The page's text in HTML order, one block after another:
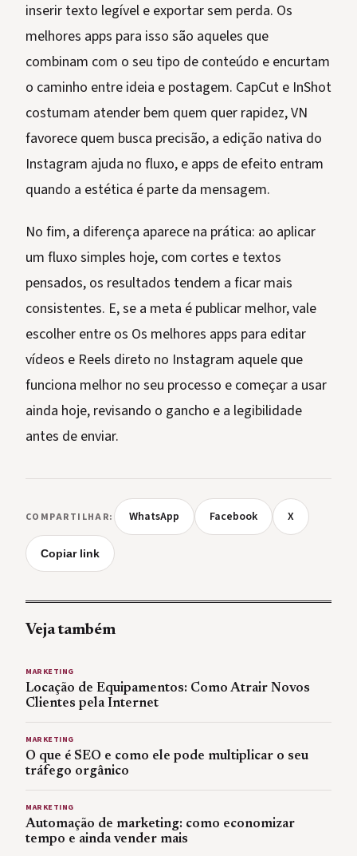
inserir texto legível e exportar sem perda. Os
melhores apps para isso são aqueles que
combinam com o seu tipo de conteúdo e encurtam
o caminho entre ideia e postagem. CapCut e InShot
costumam atender bem quem quer rapidez, VN
favorece quem busca precisão, a edição nativa do
Instagram ajuda no fluxo, e apps de efeito entram
quando a estética é parte da mensagem.
No fim, a diferença aparece na prática: ao aplicar
um fluxo simples hoje, com cortes e textos
pensados, os resultados tendem a ficar mais
consistentes. E, se a meta é publicar melhor, vale
escolher entre os Os melhores apps para editar
vídeos e Reels direto no Instagram aquele que
funciona melhor no seu processo e começar a usar
ainda hoje, revisando o gancho e a legibilidade
antes de enviar.
COMPARTILHAR: WhatsApp Facebook X
Copiar link
Veja também
MARKETING
Locação de Equipamentos: Como Atrair Novos
Clientes pela Internet
MARKETING
O que é SEO e como ele pode multiplicar o seu
tráfego orgânico
MARKETING
Automação de marketing: como economizar
tempo e ainda vender mais